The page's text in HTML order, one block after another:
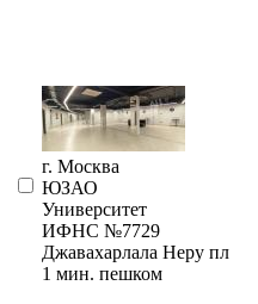
г. Москва
ЮЗАО
Университет
ИФНС №7729
Джавахарлала Неру пл
1 мин. пешком